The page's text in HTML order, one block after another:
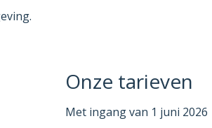
Onze tarieven
Met ingang van 1 juni 2026